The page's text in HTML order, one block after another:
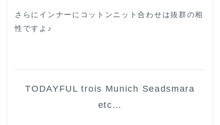
さらにインナーにコットンニット合わせは抜群の相
性ですよ♪
TODAYFUL trois Munich Seadsmara
etc…